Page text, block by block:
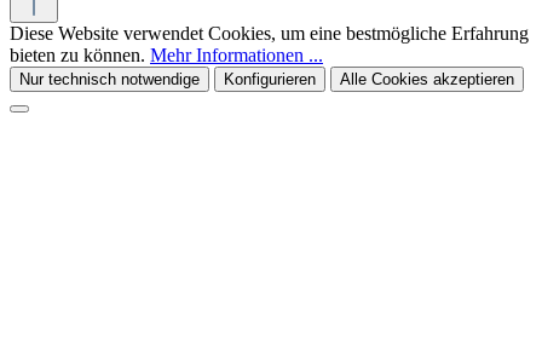
Diese Website verwendet Cookies, um eine bestmögliche Erfahrung
bieten zu können. Mehr Informationen ...
Nur technisch notwendige Konfigurieren Alle Cookies akzeptieren